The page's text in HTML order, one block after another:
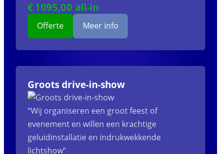
€ 1095,00 all-in
Offerte Meer info
Groots drive-in-show
“Wij organiseren een groot feest of
evenement en willen een krachtige
geluidinstallatie en indrukwekkende
lichtshow”